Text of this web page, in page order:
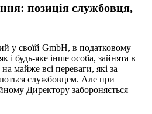
позиція службовця,
у своїй GmbH, в податковому
і будь-яке інше особа, зайнята в
майже всі переваги, які за
службовцем. Але при
Директору забороняється